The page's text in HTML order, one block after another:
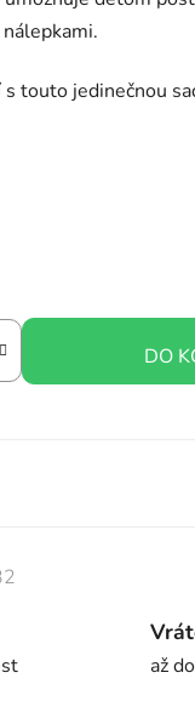
touto jedinečnou
DO
až